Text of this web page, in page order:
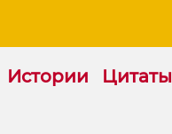
Истории Цитаты